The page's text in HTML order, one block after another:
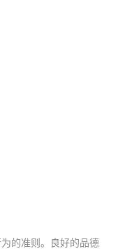
的准则。良好的品德